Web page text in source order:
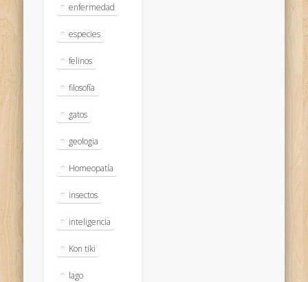
enfermedad
especies
felinos
filosofía
gatos
geologia
Homeopatía
insectos
inteligencia
Kon tiki
lago